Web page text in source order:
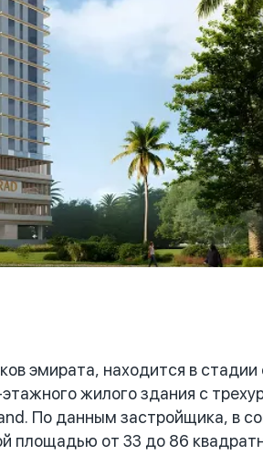
эмирата, находится в стадии
жилого здания с
По данным застройщика, в
площадью от 33 до 86